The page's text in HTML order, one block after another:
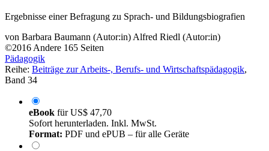
Ergebnisse einer Befragung zu Sprach- und Bildungsbiografien
von Barbara Baumann (Autor:in)Alfred Riedl (Autor:in)
©2016Andere 165 Seiten
Pädagogik
Reihe: Beiträge zur Arbeits-, Berufs- und Wirtschaftspädagogik,
Band 34
eBook fürUS$ 47,70
Sofort herunterladen. Inkl. MwSt.
Format: PDF und ePUB – für alle Geräte